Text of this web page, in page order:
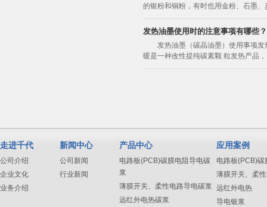
的银粉和铜粉，有时也用金粉、石墨
发热油墨使用时的注意事项有哪些？
发热油墨（碳晶油墨）使用事项
暖是一种改性提纯碳素颗 粒发热产
走进千代
公司介绍
企业文化
业务介绍
新闻中心
公司新闻
行业新闻
产品中心
电路板(PCB)碳膜电阻导电碳
浆
薄膜开关、柔性电路导电碳浆
远红外电热碳浆
应用案例
电路板(PCB)碳
薄膜开关、柔
远红外电热
导电银浆